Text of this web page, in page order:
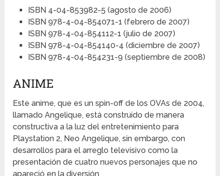
ISBN 4-04-853982-5 (agosto de 2006)
ISBN 978-4-04-854071-1 (febrero de 2007)
ISBN 978-4-04-854112-1 (julio de 2007)
ISBN 978-4-04-854140-4 (diciembre de 2007)
ISBN 978-4-04-854231-9 (septiembre de 2008)
ANIME
Este anime, que es un spin-off de los OVAs de 2004,
llamado Angelique, está construido de manera
constructiva a la luz del entretenimiento para
Playstation 2, Neo Angelique, sin embargo, con
desarrollos para el arreglo televisivo como la
presentación de cuatro nuevos personajes que no
apareció en la diversión.